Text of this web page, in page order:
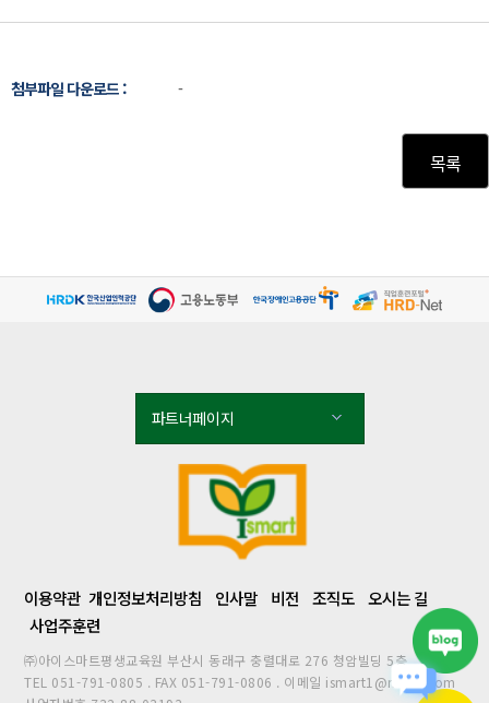
첨부파일 다운로드 : -
파트너페이지
이용약관 개인정보처리방침 인사말 비전 조직도 오시는 길
사업주훈련
㈜아이스마트평생교육원 부산시 동래구 충렬대로 276 청암빌딩 5층
TEL 051-791-0805 . FAX 051-791-0806 . 이메일 ismart1@naver.com